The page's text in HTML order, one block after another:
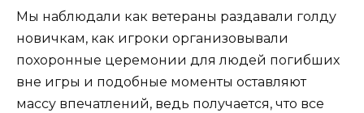
Мы наблюдали как ветераны раздавали голду
новичкам, как игроки организовывали
похоронные церемонии для людей погибших
вне игры и подобные моменты оставляют
массу впечатлений, ведь получается, что все